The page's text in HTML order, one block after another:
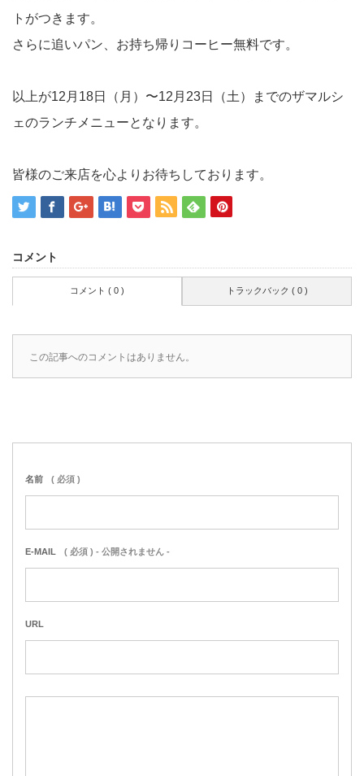
トがつきます。
さらに追いパン、お持ち帰りコーヒー無料です。
以上が12月18日（月）〜12月23日（土）までのザマルシ
ェのランチメニューとなります。
皆様のご来店を心よりお待ちしております。
コメント
コメント ( 0 ) トラックバック ( 0 )
この記事へのコメントはありません。
名前 ( 必須 )
E-MAIL ( 必須 ) - 公開されません -
URL